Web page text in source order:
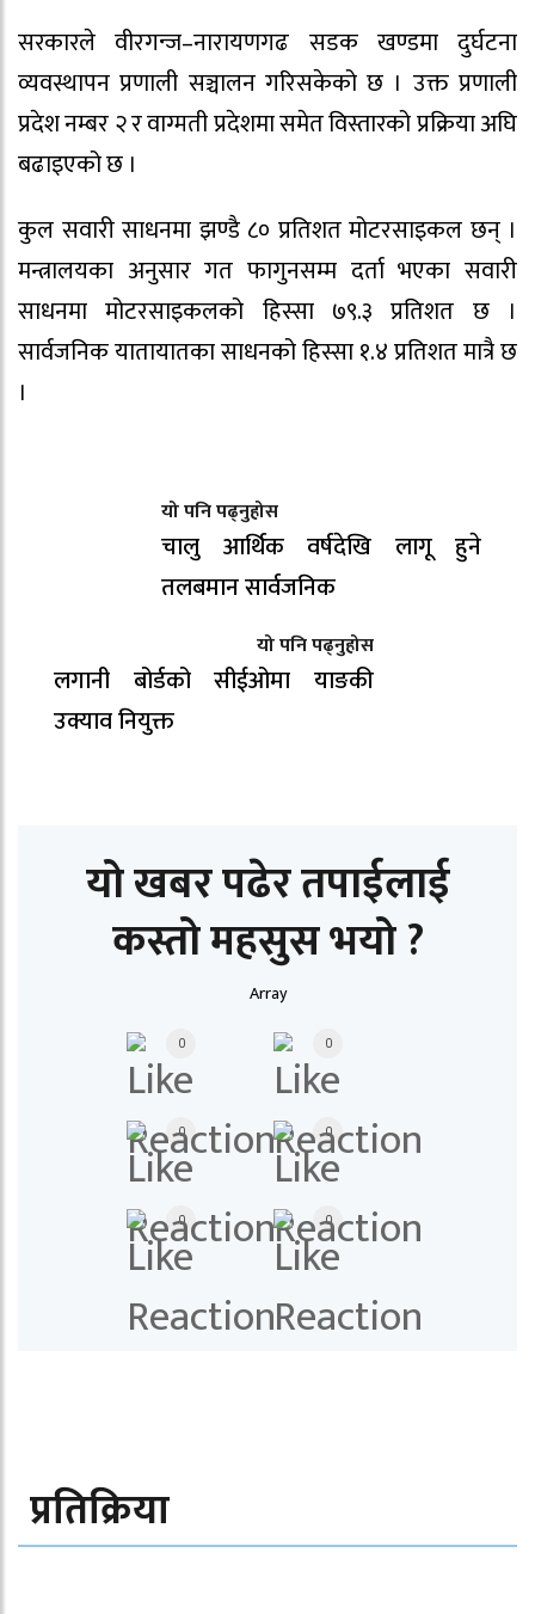
सरकारले वीरगन्ज–नारायणगढ सडक खण्डमा दुर्घटना
व्यवस्थापन प्रणाली सञ्चालन गरिसकेको छ । उक्त प्रणाली
प्रदेश नम्बर २ र वाग्मती प्रदेशमा समेत विस्तारको प्रक्रिया अघि
बढाइएको छ ।
कुल सवारी साधनमा झण्डै ८० प्रतिशत मोटरसाइकल छन् ।
मन्त्रालयका अनुसार गत फागुनसम्म दर्ता भएका सवारी
साधनमा मोटरसाइकलको हिस्सा ७९.३ प्रतिशत छ ।
सार्वजनिक यातायातका साधनको हिस्सा १.४ प्रतिशत मात्रै छ
।
यो पनि पढ्नुहोस
चालु आर्थिक वर्षदेखि लागू हुने
तलबमान सार्वजनिक
यो पनि पढ्नुहोस
लगानी बोर्डको सीईओमा याङकी
उक्याव नियुक्त
यो खबर पढेर तपाईलाई
कस्तो महसुस भयो ?
Array
0 0
0 0
0 0
प्रतिक्रिया